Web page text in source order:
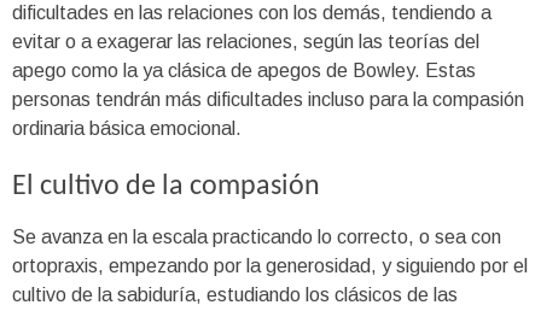
dificultades en las relaciones con los demás, tendiendo a
evitar o a exagerar las relaciones, según las teorías del
apego como la ya clásica de apegos de Bowley. Estas
personas tendrán más dificultades incluso para la compasión
ordinaria básica emocional.
El cultivo de la compasión
Se avanza en la escala practicando lo correcto, o sea con
ortopraxis, empezando por la generosidad, y siguiendo por el
cultivo de la sabiduría, estudiando los clásicos de las